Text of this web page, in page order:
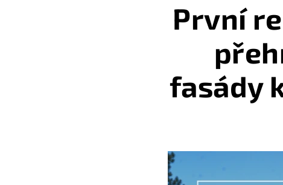
První
fasády